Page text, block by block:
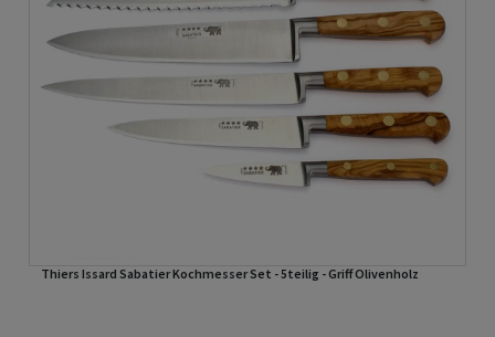
Thiers Issard Sabatier Kochmesser Set - 5teilig - Griff Olivenholz